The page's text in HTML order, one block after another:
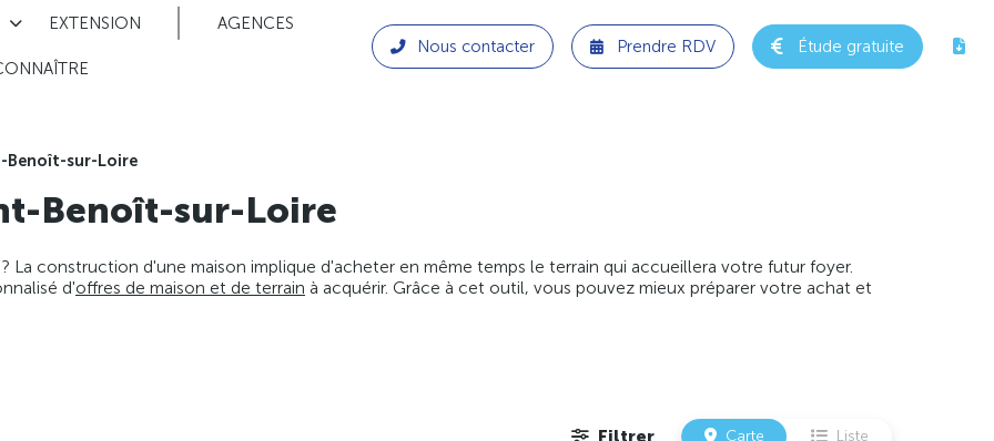
EXTENSION AGENCES
Nous contacter Prendre RDV Étude gratuite
Benoît-sur-Loire
Benoît-sur-Loire
La construction d'une maison implique d'acheter en même temps le terrain qui accueillera votre futur foyer.
d'offres de maison et de terrain à acquérir. Grâce à cet outil, vous pouvez mieux préparer votre achat et
Filtrer Carte Liste